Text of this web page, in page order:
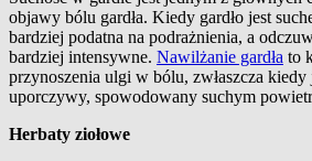
objawy bólu gardła. Kiedy gardło jest
bardziej podatna na podrażnienia, a
bardziej intensywne. Nawilżanie gardła to
przynoszenia ulgi w bólu, zwłaszcza kiedy
uporczywy, spowodowany suchym
Herbaty ziołowe